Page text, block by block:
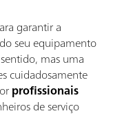
garantir a
seu equipamento
mas uma
cuidadosamente
profissionais
de serviço